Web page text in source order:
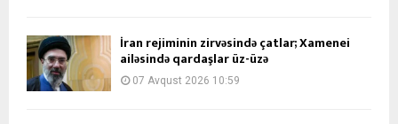
İran rejiminin zirvəsində çatlar; Xamenei
ailəsində qardaşlar üz-üzə
07 Avqust 2026 10:59